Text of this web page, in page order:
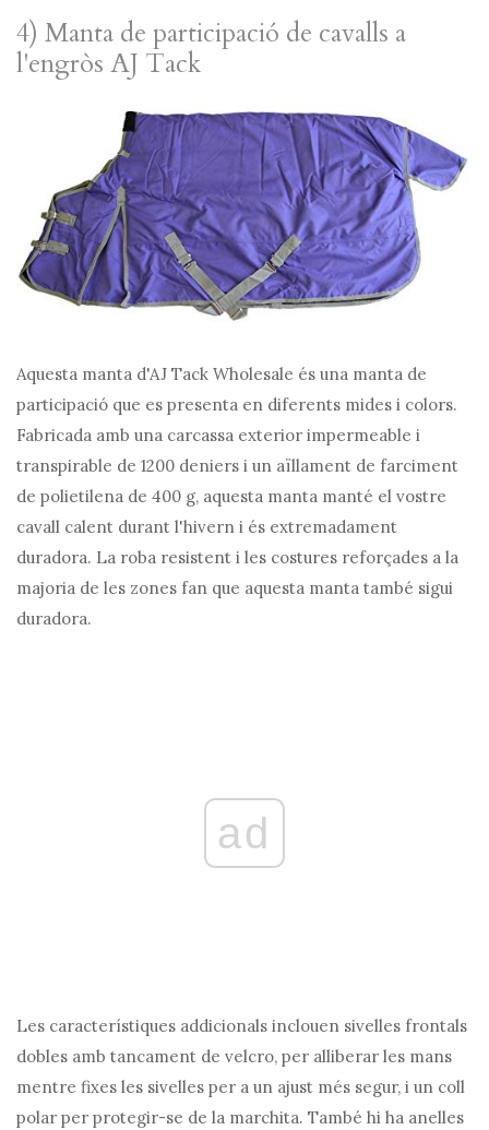
4) Manta de participació de cavalls a
l'engròs AJ Tack
Aquesta manta d'AJ Tack Wholesale és una manta de
participació que es presenta en diferents mides i colors.
Fabricada amb una carcassa exterior impermeable i
transpirable de 1200 deniers i un aïllament de farciment
de polietilena de 400 g, aquesta manta manté el vostre
cavall calent durant l'hivern i és extremadament
duradora. La roba resistent i les costures reforçades a la
majoria de les zones fan que aquesta manta també sigui
duradora.
ad
Les característiques addicionals inclouen sivelles frontals
dobles amb tancament de velcro, per alliberar les mans
mentre fixes les sivelles per a un ajust més segur, i un coll
polar per protegir-se de la marchita. També hi ha anelles